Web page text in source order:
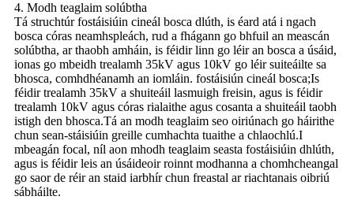
4. Modh teaglaim solúbtha
Tá struchtúr fostáisiúin cineál bosca dlúth, is éard atá i ngach
bosca córas neamhspleách, rud a fhágann go bhfuil an meascán
solúbtha, ar thaobh amháin, is féidir linn go léir an bosca a úsáid,
ionas go mbeidh trealamh 35kV agus 10kV go léir suiteáilte sa
bhosca, comhdhéanamh an iomláin. fostáisiún cineál bosca;Is
féidir trealamh 35kV a shuiteáil lasmuigh freisin, agus is féidir
trealamh 10kV agus córas rialaithe agus cosanta a shuiteáil taobh
istigh den bhosca.Tá an modh teaglaim seo oiriúnach go háirithe
chun sean-stáisiúin greille cumhachta tuaithe a chlaochlú.I
mbeagán focal, níl aon mhodh teaglaim seasta fostáisiúin dhlúth,
agus is féidir leis an úsáideoir roinnt modhanna a chomhcheangal
go saor de réir an staid iarbhír chun freastal ar riachtanais oibriú
sábháilte.